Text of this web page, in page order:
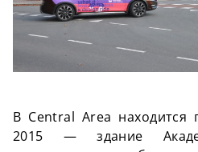
В Central Area находится
2015 — здание